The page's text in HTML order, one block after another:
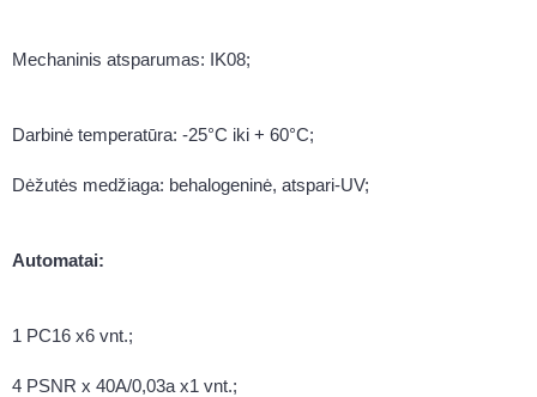
Mechaninis atsparumas: IK08;
Darbinė temperatūra: -25°C iki + 60°C;
Dėžutės medžiaga: behalogeninė, atspari-UV;
Automatai:
1 PC16 x6 vnt.;
4 PSNR x 40A/0,03a x1 vnt.;